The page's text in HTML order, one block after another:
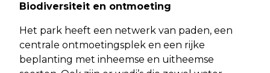
Biodiversiteit en ontmoeting
Het park heeft een netwerk van paden, een
centrale ontmoetingsplek en een rijke
beplanting met inheemse en uitheemse